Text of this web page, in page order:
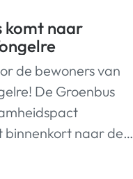
komt naar
de bewoners van
De Groenbus
binnenkort naar deze